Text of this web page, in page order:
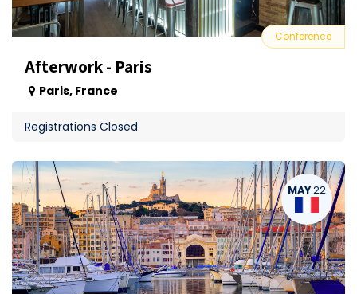
Afterwork - Paris
Conference
Paris, France
Registrations Closed
MAY22